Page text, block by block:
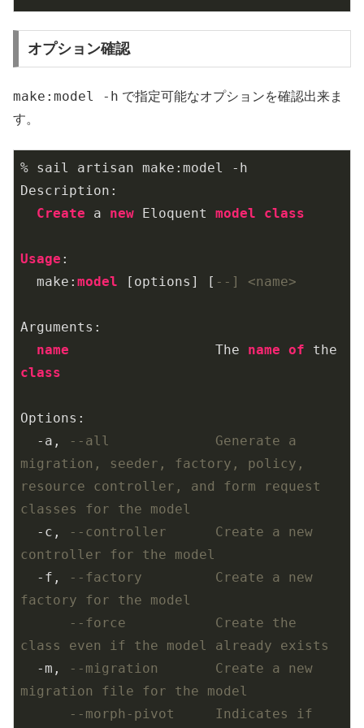
オプション確認
make:model -h で指定可能なオプションを確認出来ま
す。
% sail artisan make:model -h
Description:
Create a new Eloquent model class
Usage :
  make:
model [options] [ --] <name>
Arguments:
name
                  The
name of
class
Options:
  -a,
--all             Generate a
migration, seeder, factory, policy,
resource controller, and form request
classes for the model
  -c,
--controller      Create a new
controller for the model
  -f,
--factory         Create a new
factory for the model
--force           Create the
class even if the model already exists
  -m,
--migration       Create a new
migration file for the model
--morph-pivot     Indicates if